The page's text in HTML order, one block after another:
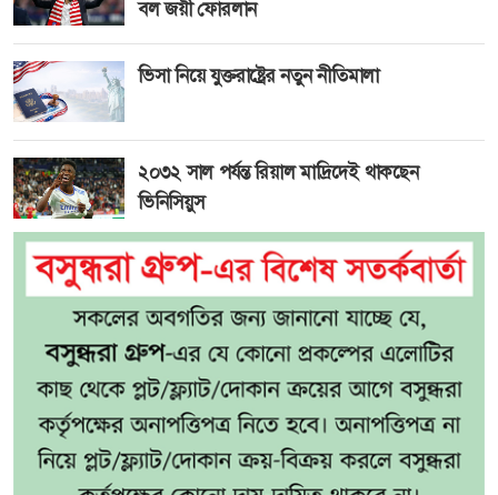
বল জয়ী ফোরলান
ভিসা নিয়ে যুক্তরাষ্ট্রের নতুন নীতিমালা
২০৩২ সাল পর্যন্ত রিয়াল মাদ্রিদেই থাকছেন
ভিনিসিয়ুস